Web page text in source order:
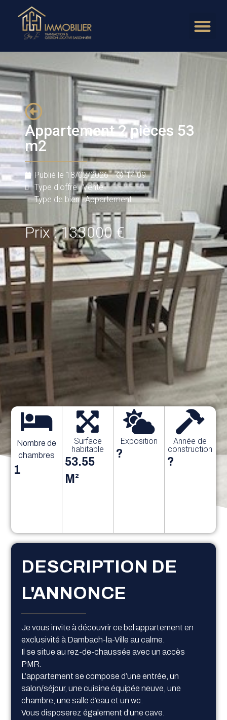
Appartement 2 pièces 53
m2
Publié le 18/02/2026
14:09
Type d'offre : Vente
Type de bien : Appartement
Prix : 133000 €
Nombre de
chambres
1
Surface
habitable
53.55
M²
Exposition
?
Année de
construction
?
DESCRIPTION DE
L'ANNONCE
Je vous invite à découvrir ce bel appartement en
exclusivité à Dambach-la-Ville au calme.
Il se situe au rez-de-chaussée avec un accès
PMR.
L’appartement se compose d’une entrée, un
salon/séjour, une cuisine équipée neuve, une
chambre, une salle d’eau et un wc.
Vous disposerez également d’une cave.